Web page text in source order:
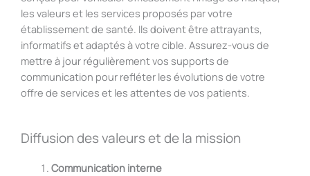
les valeurs et les services proposés par votre
établissement de santé. Ils doivent être attrayants,
informatifs et adaptés à votre cible. Assurez-vous de
mettre à jour régulièrement vos supports de
communication pour refléter les évolutions de votre
offre de services et les attentes de vos patients.
Diffusion des valeurs et de la mission
Communication interne